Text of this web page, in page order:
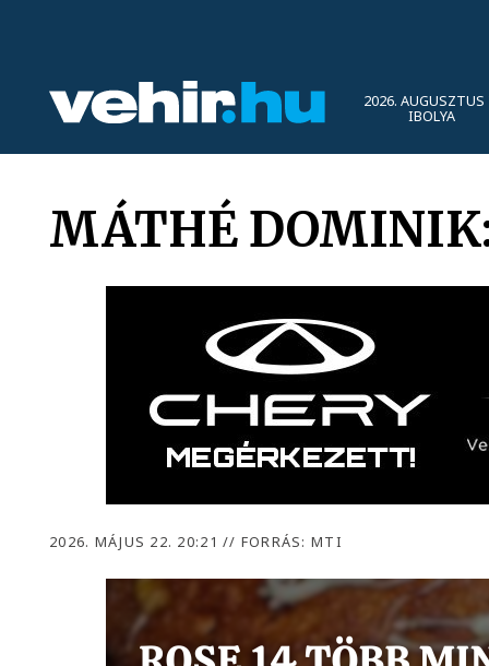
2026. AUGUSZTUS
IBOLYA
MÁTHÉ
2026. MÁJUS 22. 20:21// FORRÁS: MTI